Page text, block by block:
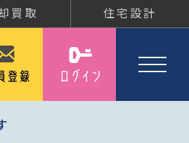
買取 住宅設計